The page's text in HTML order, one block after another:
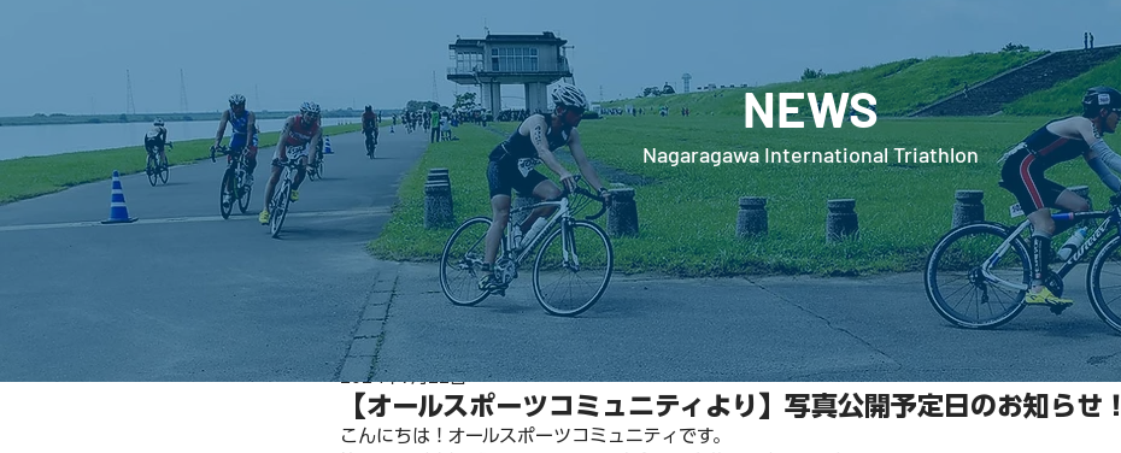
【オールスポーツコミュニティより】写真公開予定日のお知らせ！
2024年7月22日
こんにちは！オールスポーツコミュニティです。
NEWS
Nagaragawa International Triathlon